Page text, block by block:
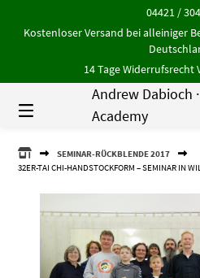
Inhalt
04421 /
Kostenloser Versand bei alleiniger
14 Tage Widerrufsrecht
Andrew Dabioch
Academy
ANDREW
DABIOCH
TAO
SEMINAR-RÜCKBLENDE 2017
32ER-TAI CHI-HANDSTOCKFORM – SEMINAR IN